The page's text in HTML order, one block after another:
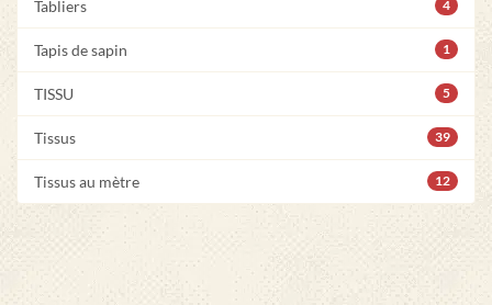
Tabliers 4
Tapis de sapin 1
TISSU 5
Tissus 39
Tissus au mètre 12